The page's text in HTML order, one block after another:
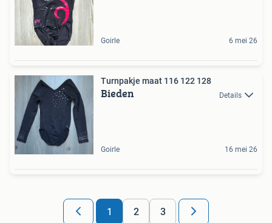
Goirle 6 mei 26
Turnpakje maat 116 122 128
Bieden Details
Goirle 16 mei 26
1 2 3